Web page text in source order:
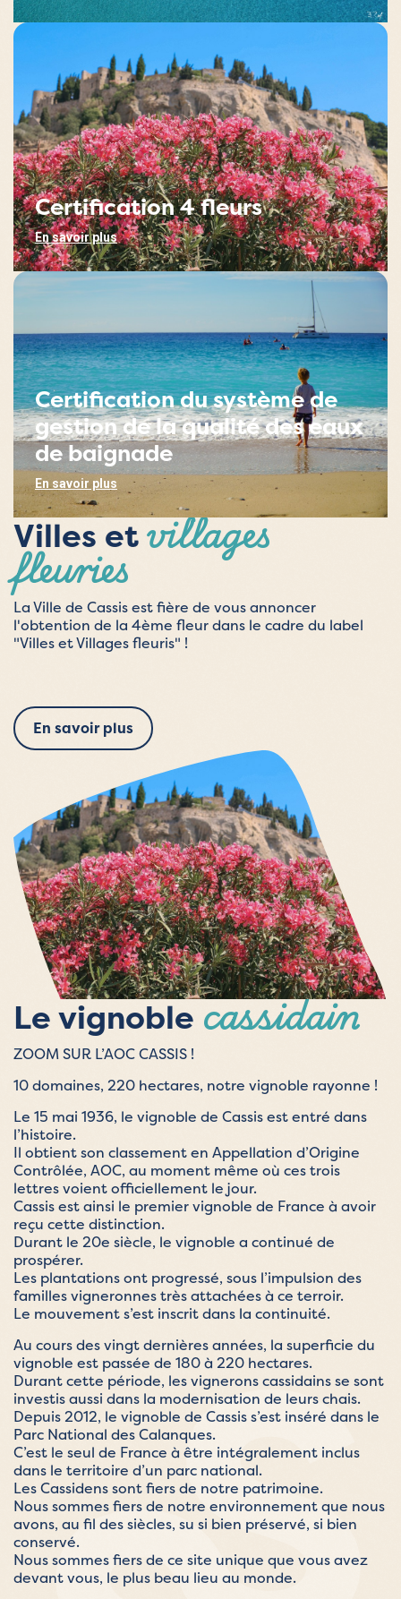
Certification 4 fleurs
En savoir plus
Certification du système de
gestion de la qualité des eaux
de baignade
En savoir plus
Villes et villages
fleuries
La Ville de Cassis est fière de vous annoncer
l'obtention de la 4ème fleur dans le cadre du label
"Villes et Villages fleuris" !
En savoir plus
Le vignoble cassidain
ZOOM SUR L’AOC CASSIS !
10 domaines, 220 hectares, notre vignoble rayonne !
Le 15 mai 1936, le vignoble de Cassis est entré dans
l’histoire.
Il obtient son classement en Appellation d’Origine
Contrôlée, AOC, au moment même où ces trois
lettres voient officiellement le jour.
Cassis est ainsi le premier vignoble de France à avoir
reçu cette distinction.
Durant le 20e siècle, le vignoble a continué de
prospérer.
Les plantations ont progressé, sous l’impulsion des
familles vigneronnes très attachées à ce terroir.
Le mouvement s’est inscrit dans la continuité.
Au cours des vingt dernières années, la superficie du
vignoble est passée de 180 à 220 hectares.
Durant cette période, les vignerons cassidains se sont
investis aussi dans la modernisation de leurs chais.
Depuis 2012, le vignoble de Cassis s’est inséré dans le
Parc National des Calanques.
C’est le seul de France à être intégralement inclus
dans le territoire d’un parc national.
Les Cassidens sont fiers de notre patrimoine.
Nous sommes fiers de notre environnement que nous
avons, au fil des siècles, su si bien préservé, si bien
conservé.
Nous sommes fiers de ce site unique que vous avez
devant vous, le plus beau lieu au monde.